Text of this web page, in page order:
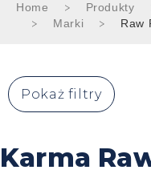
Home Produkty
Marki
Raw
Pokaż filtry
Karma